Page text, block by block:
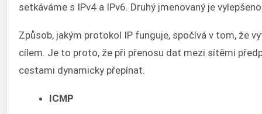
setkáváme s IPv4 a IPv6. Druhý jmenovaný je
Způsob, jakým protokol IP funguje, spočívá v tom, že
cílem. Je to proto, že při přenosu dat mezi sítěmi
cestami dynamicky přepínat.
ICMP